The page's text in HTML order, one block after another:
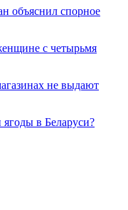
объяснил спорное
с четырьмя
не выдают
ягоды в Беларуси?